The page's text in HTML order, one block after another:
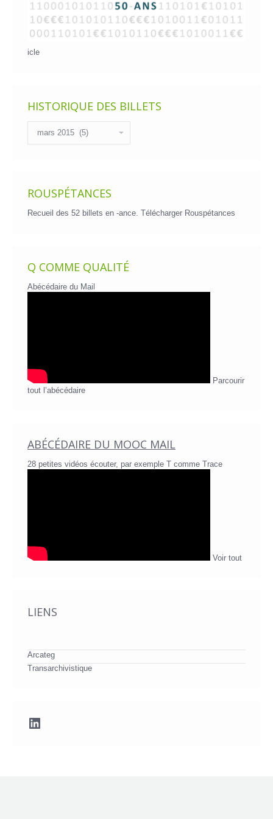
icle
HISTORIQUE DES BILLETS
des
billets
ROUSPÉTANCES
Recueil des 52 billets en -ance. Télécharger Rouspétances
Q COMME QUALITÉ
Abécédaire du Mail
Parcourir
tout l’abécédaire
ABÉCÉDAIRE DU MOOC MAIL
28 petites vidéos écouter, par exemple T comme Trace
Voir tout
LIENS
Arcateg
Transarchivistique
LinkedIn